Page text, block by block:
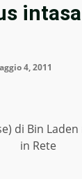
intasa
4, 2011
di Bin
in Rete